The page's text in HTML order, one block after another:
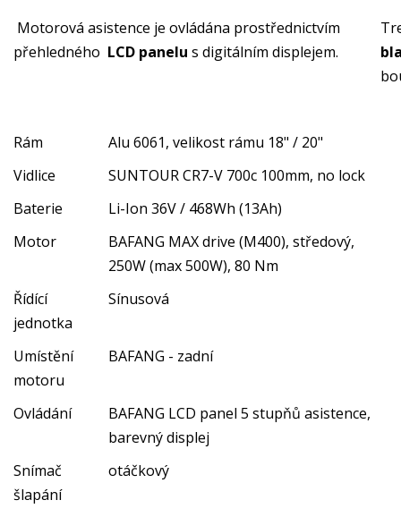
Motorová asistence je ovládána prostřednictvím
přehledného LCD panelu s digitálním displejem.
Rám
Alu 6061, velikost rámu 18" / 20"
Vidlice
SUNTOUR CR7-V 700c 100mm, no lock
Baterie
Li-Ion 36V / 468Wh (13Ah)
Motor
BAFANG MAX drive (M400), středový,
250W (max 500W), 80 Nm
Řídící
jednotka
Sínusová
Umístění
motoru
BAFANG - zadní
Ovládání
BAFANG LCD panel 5 stupňů asistence,
barevný displej
Snímač
šlapání
otáčkový